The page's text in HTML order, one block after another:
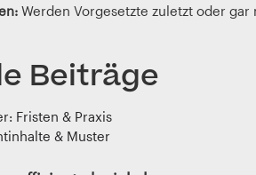
Werden Vorgesetzte zuletzt oder gar
Beiträge
Fristen & Praxis
& Muster